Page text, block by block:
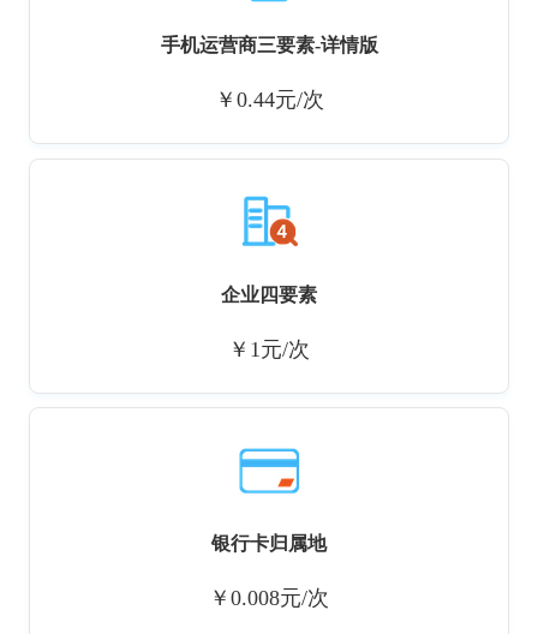
手机运营商三要素-详情版
￥0.44元/次
企业四要素
￥1元/次
银行卡归属地
￥0.008元/次